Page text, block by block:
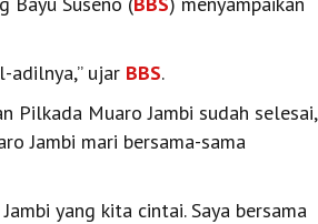
ujar BBS.
Pilkada Muaro Jambi sudah selesai,
Jambi mari bersama-sama
yang kita cintai. Saya bersama